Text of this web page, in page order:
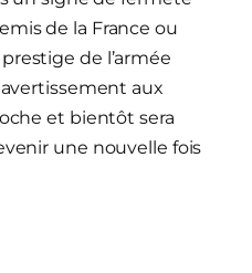
de la France ou
de l’armée
aux
et bientôt sera
une nouvelle fois